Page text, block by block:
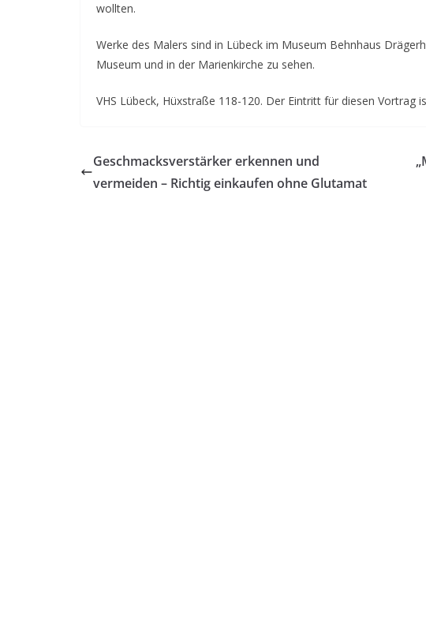
wollten.
Werke des Malers sind in Lübeck im Museum Behnhaus
Museum und in der Marienkirche zu sehen.
VHS Lübeck, Hüxstraße 118-120. Der Eintritt für diesen Vortrag
Geschmacksverstärker erkennen und
vermeiden – Richtig einkaufen ohne Glutamat